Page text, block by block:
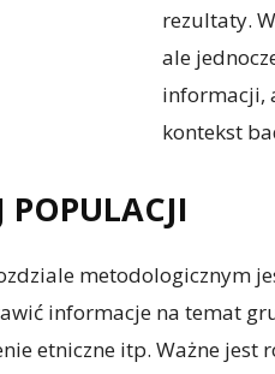
rezultaty.
ale
informacji,
kontekst
POPULACJI
metodologicznym
informacje na temat
etniczne itp. Ważne